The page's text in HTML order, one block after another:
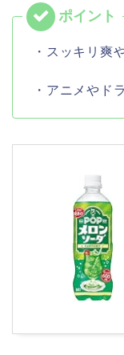
・スッキリ爽
・アニメやド